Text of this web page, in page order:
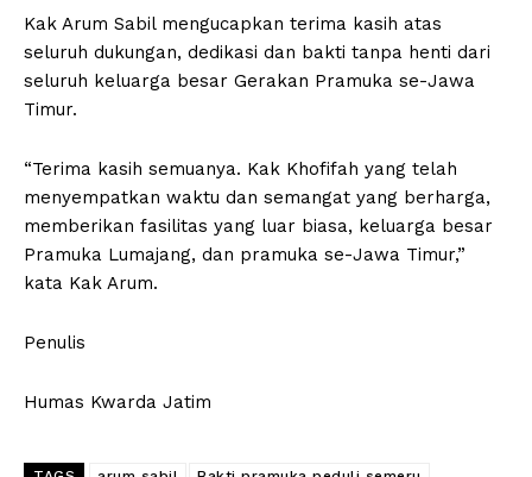
Kak Arum Sabil mengucapkan terima kasih atas
seluruh dukungan, dedikasi dan bakti tanpa henti dari
seluruh keluarga besar Gerakan Pramuka se-Jawa
Timur.
“Terima kasih semuanya. Kak Khofifah yang telah
menyempatkan waktu dan semangat yang berharga,
memberikan fasilitas yang luar biasa, keluarga besar
Pramuka Lumajang, dan pramuka se-Jawa Timur,”
kata Kak Arum.
Penulis
Humas Kwarda Jatim